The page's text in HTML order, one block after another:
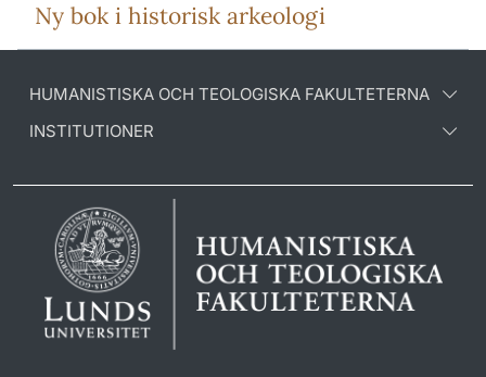
Ny bok i historisk arkeologi
HUMANISTISKA OCH TEOLOGISKA FAKULTETERNA
INSTITUTIONER